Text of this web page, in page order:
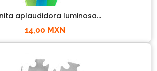
aplaudidora luminosa...
14,00 MXN